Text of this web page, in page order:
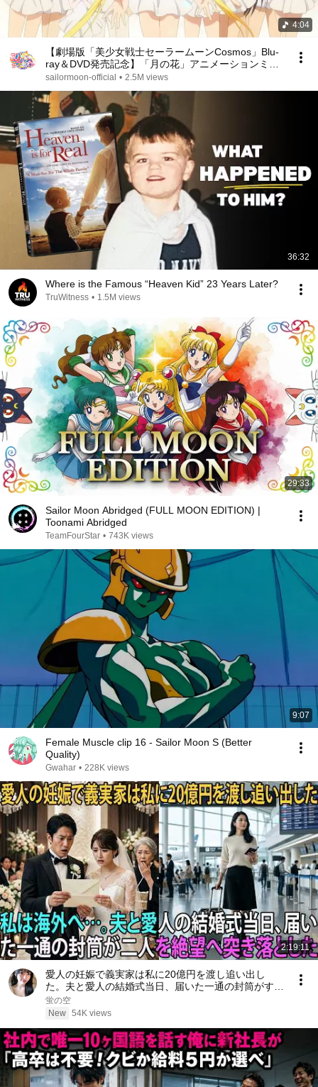
4:04
【劇場版「美少女戦士セーラームーンCosmos」Blu-
ray＆DVD発売記念】「月の花」アニメーションミュ
ージックビデオ
sailormoon-official • 2.5M views
36:32
Where is the Famous “Heaven Kid” 23 Years Later?
TruWitness • 1.5M views
29:33
Sailor Moon Abridged (FULL MOON EDITION) |
Toonami Abridged
TeamFourStar • 743K views
9:07
Female Muscle clip 16 - Sailor Moon S (Better
Quality)
Gwahar • 228K views
2:19:11
愛人の妊娠で義実家は私に20億円を渡し追い出し
た。夫と愛人の結婚式当日、届いた一通の封筒がすべ
てを終わらせた――| 感動する話 | スカッとする話
蛍の空
New 54K views